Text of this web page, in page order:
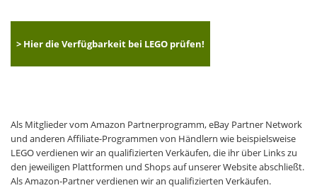
> Hier die Verfügbarkeit bei LEGO prüfen!
Als Mitglieder vom Amazon Partnerprogramm, eBay Partner Network
und anderen Affiliate-Programmen von Händlern wie beispielsweise
LEGO verdienen wir an qualifizierten Verkäufen, die ihr über Links zu
den jeweiligen Plattformen und Shops auf unserer Website abschließt.
Als Amazon-Partner verdienen wir an qualifizierten Verkäufen.